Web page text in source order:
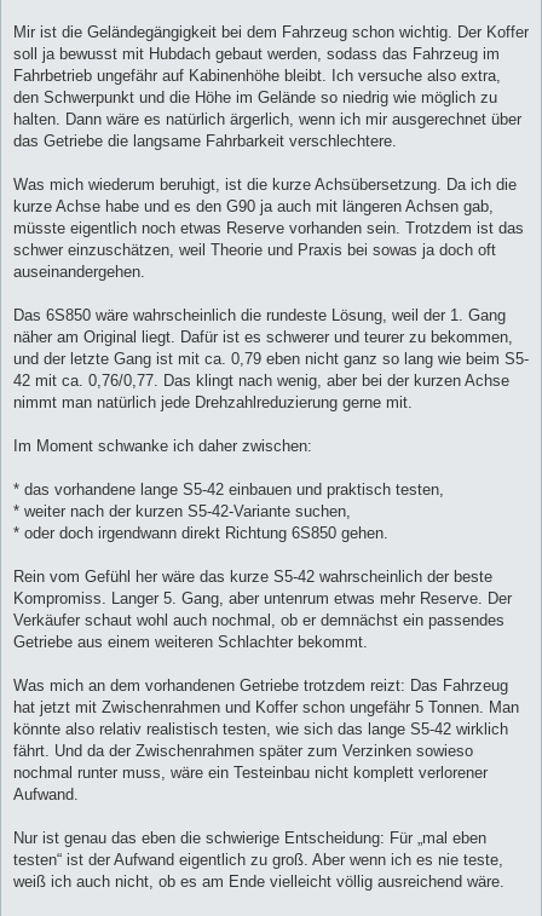
Mir ist die Geländegängigkeit bei dem Fahrzeug schon wichtig. Der Koffer
soll ja bewusst mit Hubdach gebaut werden, sodass das Fahrzeug im
Fahrbetrieb ungefähr auf Kabinenhöhe bleibt. Ich versuche also extra,
den Schwerpunkt und die Höhe im Gelände so niedrig wie möglich zu
halten. Dann wäre es natürlich ärgerlich, wenn ich mir ausgerechnet über
das Getriebe die langsame Fahrbarkeit verschlechtere.
Was mich wiederum beruhigt, ist die kurze Achsübersetzung. Da ich die
kurze Achse habe und es den G90 ja auch mit längeren Achsen gab,
müsste eigentlich noch etwas Reserve vorhanden sein. Trotzdem ist das
schwer einzuschätzen, weil Theorie und Praxis bei sowas ja doch oft
auseinandergehen.
Das 6S850 wäre wahrscheinlich die rundeste Lösung, weil der 1. Gang
näher am Original liegt. Dafür ist es schwerer und teurer zu bekommen,
und der letzte Gang ist mit ca. 0,79 eben nicht ganz so lang wie beim S5-
42 mit ca. 0,76/0,77. Das klingt nach wenig, aber bei der kurzen Achse
nimmt man natürlich jede Drehzahlreduzierung gerne mit.
Im Moment schwanke ich daher zwischen:
* das vorhandene lange S5-42 einbauen und praktisch testen,
* weiter nach der kurzen S5-42-Variante suchen,
* oder doch irgendwann direkt Richtung 6S850 gehen.
Rein vom Gefühl her wäre das kurze S5-42 wahrscheinlich der beste
Kompromiss. Langer 5. Gang, aber untenrum etwas mehr Reserve. Der
Verkäufer schaut wohl auch nochmal, ob er demnächst ein passendes
Getriebe aus einem weiteren Schlachter bekommt.
Was mich an dem vorhandenen Getriebe trotzdem reizt: Das Fahrzeug
hat jetzt mit Zwischenrahmen und Koffer schon ungefähr 5 Tonnen. Man
könnte also relativ realistisch testen, wie sich das lange S5-42 wirklich
fährt. Und da der Zwischenrahmen später zum Verzinken sowieso
nochmal runter muss, wäre ein Testeinbau nicht komplett verlorener
Aufwand.
Nur ist genau das eben die schwierige Entscheidung: Für „mal eben
testen“ ist der Aufwand eigentlich zu groß. Aber wenn ich es nie teste,
weiß ich auch nicht, ob es am Ende vielleicht völlig ausreichend wäre.